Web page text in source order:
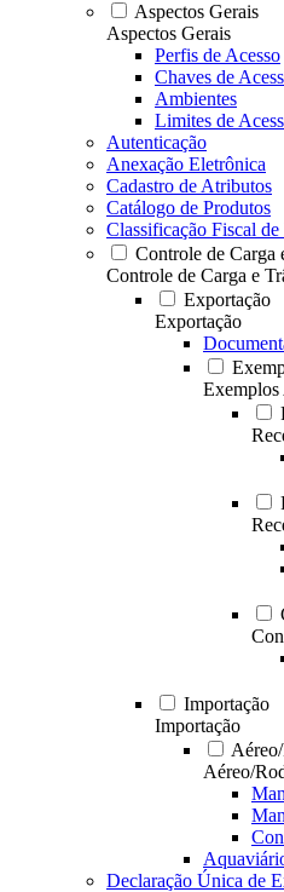
Aspectos Gerais
Aspectos Gerais
Perfis de Acesso
Chaves de
Ambientes
Limites de
Autenticação
Anexação Eletrônica
Cadastro de Atributos
Catálogo de Produtos
Classificação Fiscal
Controle de Carga
Controle de Carga e
Exportação
Exportação
Importação
Importação
Aéreo/
Declaração Única de